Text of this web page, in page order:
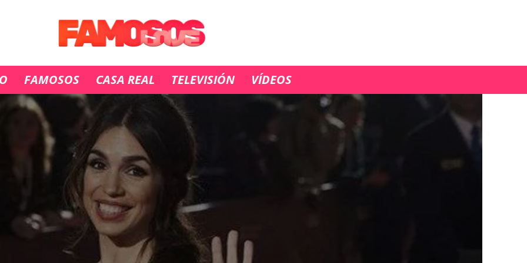
FAMOSOS CASA REAL TELEVISIÓN VÍDEOS